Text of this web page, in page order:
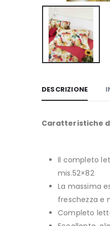
DESCRIZIONE
Caratteristiche
Il completo
mis.52×82
La massima
freschezza e
Completo